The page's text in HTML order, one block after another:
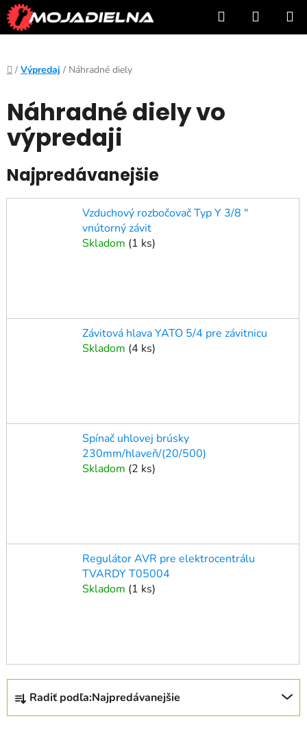
Prejsť
na
obsah
Hľadať
KOŠÍK
Domov
/ Výpredaj / Náhradné diely
Náhradné diely vo
výpredaji
Najpredávanejšie
Vzduchový rozbočovač Typ Y 3/8 ″
vnútorný závit
Skladom (1 ks)
Závitová hlava YATO 5/4 pre závitnicu
Skladom (4 ks)
Spínač uhlovej brúsky
230mm/hlaveň/(20/500)
Skladom (2 ks)
Regulátor AVR pre elektrocentrálu
TVARDY T05004
Skladom (1 ks)
R
a
d
Radiť podľa:Najpredávanejšie